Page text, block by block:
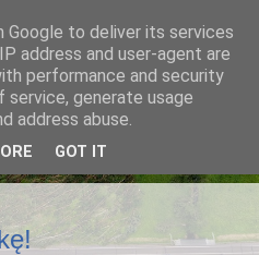
Google to deliver its services
address and user-agent are
performance and security
generate usage
address abuse.
GOT IT